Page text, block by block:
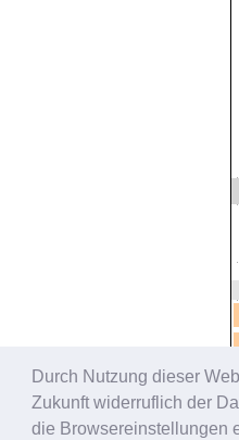
Durch Nutzung dieser
Zukunft widerruflich der
die Browsereinstellungen